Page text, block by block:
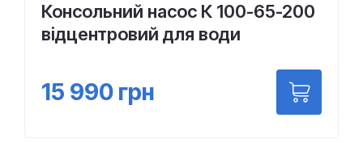
Консольний насос К 100-65-200
відцентровий для води
15 990 грн